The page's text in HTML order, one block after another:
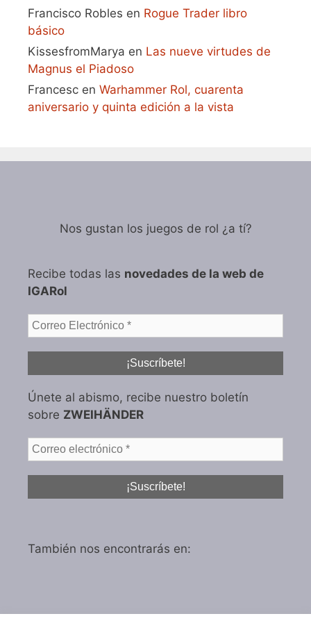
Francisco Robles en Rogue Trader libro
básico
KissesfromMarya en Las nueve virtudes de
Magnus el Piadoso
Francesc en Warhammer Rol, cuarenta
aniversario y quinta edición a la vista
Nos gustan los juegos de rol ¿a tí?
Recibe todas las novedades de la web de
IGARol
Únete al abismo, recibe nuestro boletín
sobre ZWEIHÄNDER
También nos encontrarás en: